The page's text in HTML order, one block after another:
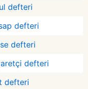
defteri
defteri
defteri
defteri
defteri